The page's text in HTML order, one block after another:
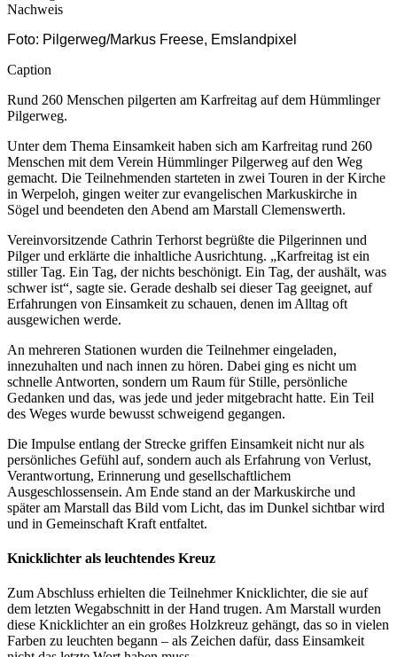
Nachweis
Foto: Pilgerweg/Markus Freese, Emslandpixel
Caption
Rund 260 Menschen pilgerten am Karfreitag auf dem Hümmlinger
Pilgerweg.
Unter dem Thema Einsamkeit haben sich am Karfreitag rund 260
Menschen mit dem Verein Hümmlinger Pilgerweg auf den Weg
gemacht. Die Teilnehmenden starteten in zwei Touren in der Kirche
in Werpeloh, gingen weiter zur evangelischen Markuskirche in
Sögel und beendeten den Abend am Marstall Clemenswerth.
Vereinvorsitzende Cathrin Terhorst begrüßte die Pilgerinnen und
Pilger und erklärte die inhaltliche Ausrichtung. „Karfreitag ist ein
stiller Tag. Ein Tag, der nichts beschönigt. Ein Tag, der aushält, was
schwer ist“, sagte sie. Gerade deshalb sei dieser Tag geeignet, auf
Erfahrungen von Einsamkeit zu schauen, denen im Alltag oft
ausgewichen werde.
An mehreren Stationen wurden die Teilnehmer eingeladen,
innezuhalten und nach innen zu hören. Dabei ging es nicht um
schnelle Antworten, sondern um Raum für Stille, persönliche
Gedanken und das, was jede und jeder mitgebracht hatte. Ein Teil
des Weges wurde bewusst schweigend gegangen.
Die Impulse entlang der Strecke griffen Einsamkeit nicht nur als
persönliches Gefühl auf, sondern auch als Erfahrung von Verlust,
Verantwortung, Erinnerung und gesellschaftlichem
Ausgeschlossensein. Am Ende stand an der Markuskirche und
später am Marstall das Bild vom Licht, das im Dunkel sichtbar wird
und in Gemeinschaft Kraft entfaltet.
Knicklichter als leuchtendes Kreuz
Zum Abschluss erhielten die Teilnehmer Knicklichter, die sie auf
dem letzten Wegabschnitt in der Hand trugen. Am Marstall wurden
diese Knicklichter an ein großes Holzkreuz gehängt, das so in vielen
Farben zu leuchten begann – als Zeichen dafür, dass Einsamkeit